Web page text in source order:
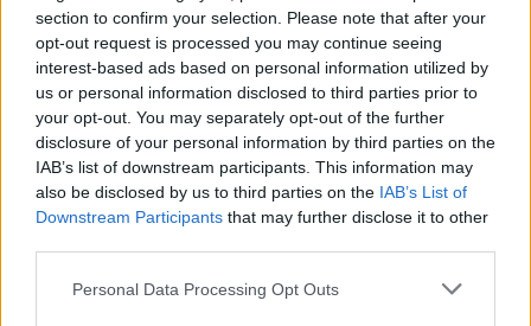
section to confirm your selection. Please note that after your
opt-out request is processed you may continue seeing
interest-based ads based on personal information utilized by
us or personal information disclosed to third parties prior to
your opt-out. You may separately opt-out of the further
disclosure of your personal information by third parties on the
IAB’s list of downstream participants. This information may
also be disclosed by us to third parties on the IAB’s List of
Downstream Participants that may further disclose it to other
Please note that this website/app uses one or more Google
Personal Data Processing Opt Outs